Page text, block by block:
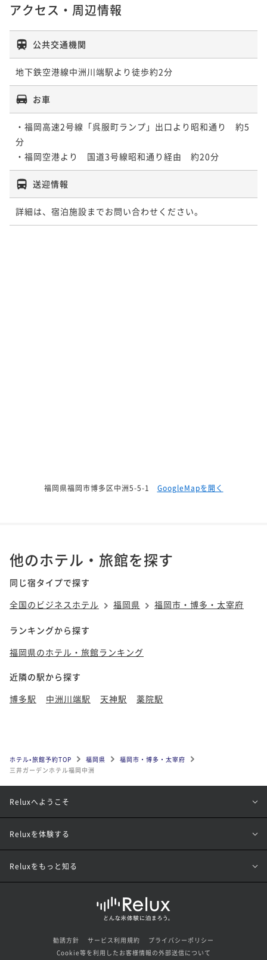
アクセス・周辺情報
公共交通機関
地下鉄空港線中洲川端駅より徒歩約2分
お車
・福岡高速2号線「呉服町ランプ」出口より昭和通り　約5
分
・福岡空港より　国道3号線昭和通り経由　約20分
送迎情報
詳細は、宿泊施設までお問い合わせください。
福岡県福岡市博多区中洲5-5-1 GoogleMapを開く
他のホテル・旅館を探す
同じ宿タイプで探す
全国のビジネスホテル
福岡県 福岡市・博多・太宰府
ランキングから探す
福岡県のホテル・旅館ランキング
近隣の駅から探す
博多駅
中洲川端駅 天神駅 薬院駅
ホテル•旅館予約TOP 福岡県
福岡市・博多・太宰府
三井ガーデンホテル福岡中洲
Reluxへようこそ
Reluxを体験する
Reluxをもっと知る
勧誘方針 サービス利用規約
プライバシーポリシー
Cookie等を利用したお客様情報の外部送信について